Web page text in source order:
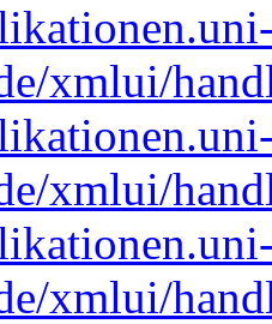
xmlui/
xmlui/
xmlui/